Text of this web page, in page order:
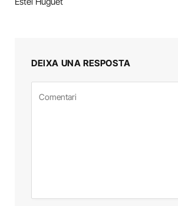
DEIXA UNA RESPOSTA